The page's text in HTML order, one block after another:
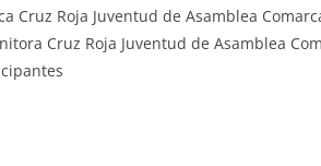
Cruz Roja Juventud de Asamblea
Cruz Roja Juventud de Asamblea